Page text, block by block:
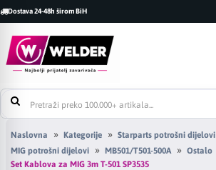
Dostava 24-48h širom BiH
Naslovna Kategorije
Starparts potrošni dijelovi
MIG potrošni dijelovi
MB501/T501-500A
Ostalo
Set Kablova za MIG 3m T-501 SP3535